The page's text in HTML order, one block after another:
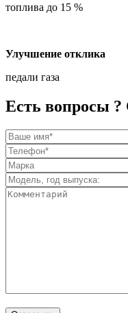
топлива до 15 %
Улучшение отклика
педали газа
Есть вопросы ?